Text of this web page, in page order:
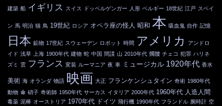
建築 船 イギリス スイス ドッペルゲンガー 人形 ベルギー 18世紀 江戸 スペイ
ン 馬 明治 猫 鳥 19世紀 ロシア オペラ座の怪人 昭和 本 吸血鬼 自作 記憶
日本 鉱物 17世紀 スウェーデン ロボット 時間 アメリカ
アンドロ
イド 浅草 上海 1900年代 建物 蛇 中国 間諜 山 2010年代 髑髏 チェコ 犯罪 ハリネ
ズミ
雲 フランス 変装 ルーマニア 夜 車 ミュージカル 1920年代 香水
美術 海 オランダ 物語 映画 大正 フランケンシュタイン 奇術 1980年代
動物 傘 硝子 奇術師 1950年代 サーカス イタリア 2000年代 1960年代 人造人間
毒薬 泥棒 オーストリア 1970年代 ドイツ 飛行機 1990年代 フランドル 腕時計 空